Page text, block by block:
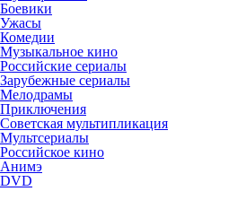
Боевики
Ужасы
Комедии
Музыкальное кино
Российские сериалы
Зарубежные сериалы
Мелодрамы
Приключения
Советская мультипликация
Мультсериалы
Российское кино
Анимэ
DVD